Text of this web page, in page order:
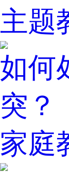
主题
如何
突？
家庭